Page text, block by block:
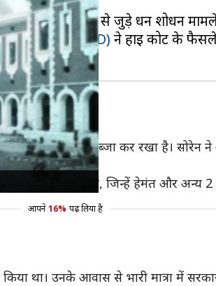
कथित भूमि घोटाले से जुड़े धन शोधन
निदेशालय (ED) ने हाई कोर्ट के फैसले
तरीके से कब्जा कर रखा है। सोरेन
अहम भूमिका रही, जिन्हें हेमंत और अन्य
आपने 16% पढ़ लिया है
था। उनके आवास से भारी मात्रा में